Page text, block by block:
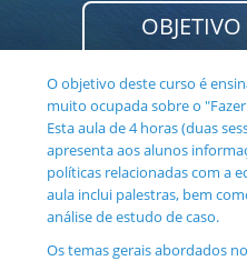
O objetivo deste curso é
muito ocupada sobre o
Esta aula de 4 horas (duas
apresenta aos alunos
políticas relacionadas com a
aula inclui palestras, bem
análise de estudo de caso.
Os temas gerais abordados